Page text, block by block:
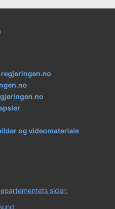
og videomateriale
sider: